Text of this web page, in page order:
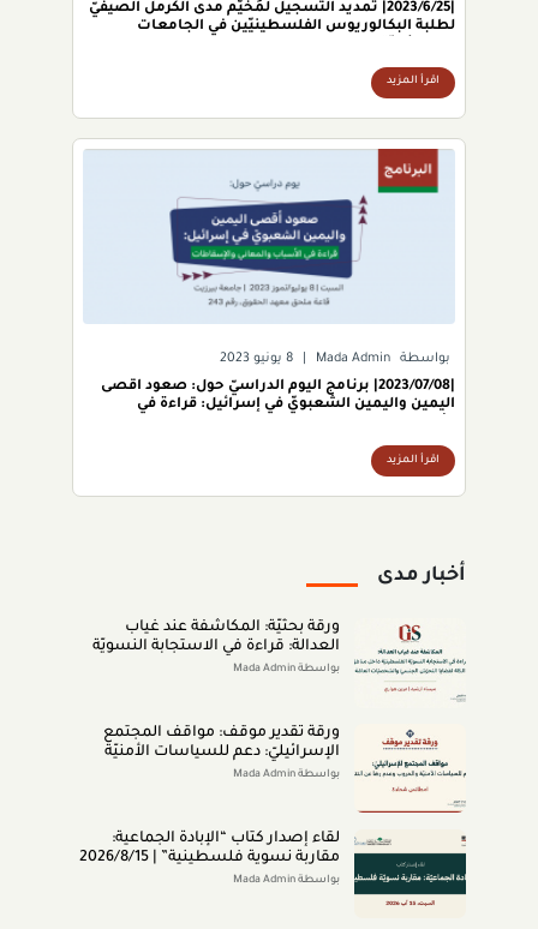
|2023/6/25| تمديد التسجيل لمُخيّم مدى الكرمل الصيفيّ
لطلبة البكالوريوس الفلسطينيّين في الجامعات
اقرأ المزيد
بواسطة Mada Admin 8 يونيو 2023
|2023/07/08| برنامج اليوم الدراسيّ حول: صعود أقصى
اليمين واليمين الشعبويّ في إسرائيل: قراءة في
اقرأ المزيد
أخبار مدى
ورقة بحثيّة: المكاشفة عند غياب
العدالة: قراءة في الاستجابة النسويّة
بواسطة Mada Admin
ورقة تقدير موقف: مواقف المجتمع
الإسرائيليّ: دعم للسياسات الأمنيّة
والحروب وعدم رضا عن النتائج (تمّوز
بواسطة Mada Admin
لقاء إصدار كتاب “اﻹﺑﺎدةّ اﻟﺠﻤﺎﻋﻴﺔ:
ﻣﻘﺎرﺑﺔ ﻧﺴﻮﻳﺔ ﻓﻠﺴﻄﻴﻨﻴﺔ” | 2026/8/15
|بواسطة Mada Admin